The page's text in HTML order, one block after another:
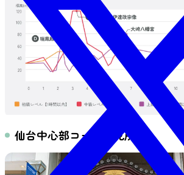
仙台中心部コースの見所